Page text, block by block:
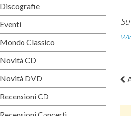
Discografie
Eventi
Mondo Classico
Novità CD
Novità DVD
Recensioni CD
Recensioni Concerti